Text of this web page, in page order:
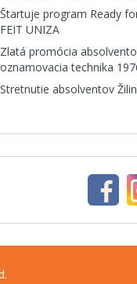
Štartuje program Ready
FEIT UNIZA
Zlatá promócia
oznamovacia technika
Stretnutie absolventov